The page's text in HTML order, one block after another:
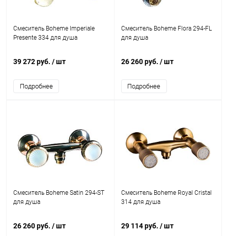
Смеситель Boheme Imperiale
Presente 334 для душа
39 272 руб. / шт
Подробнее
Смеситель Boheme Flora 294-FL
для душа
26 260 руб. / шт
Подробнее
Смеситель Boheme Satin 294-ST
для душа
26 260 руб. / шт
Смеситель Boheme Royal Cristal
314 для душа
29 114 руб. / шт